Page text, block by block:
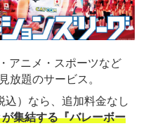
アニメ・スポーツなど
放題のサービス。
込）なら、追加料金なし
集結する『バレーボー